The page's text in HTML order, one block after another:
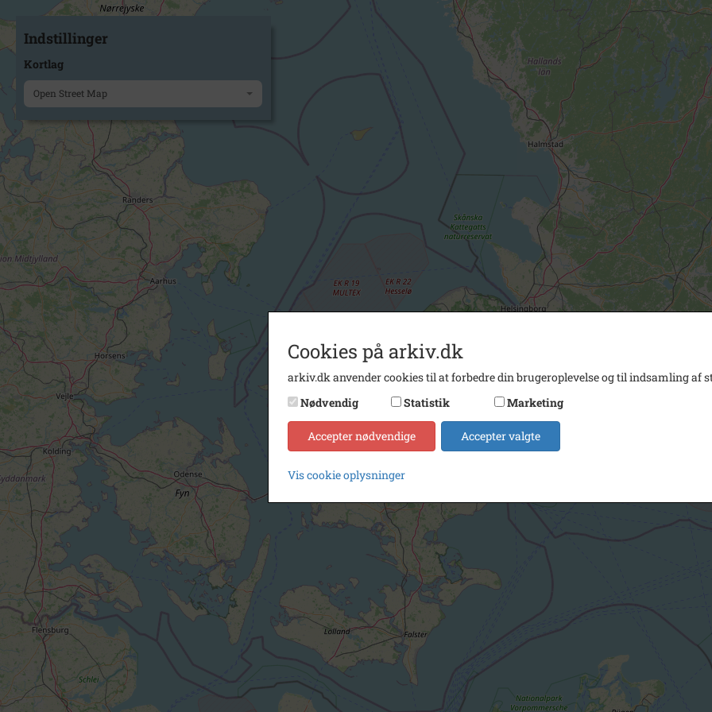
Indstillinger
Kortlag
Open Street Map
Cookies på arkiv.dk
arkiv.dk anvender cookies til at forbedre din brugeroplevelse og til indsamling af
Nødvendig
Statistik Marketing
Accepter nødvendige Accepter valgte
Vis cookie oplysninger